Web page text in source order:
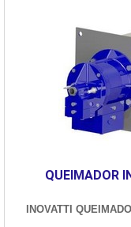
QUEIMADOR
INOVATTI